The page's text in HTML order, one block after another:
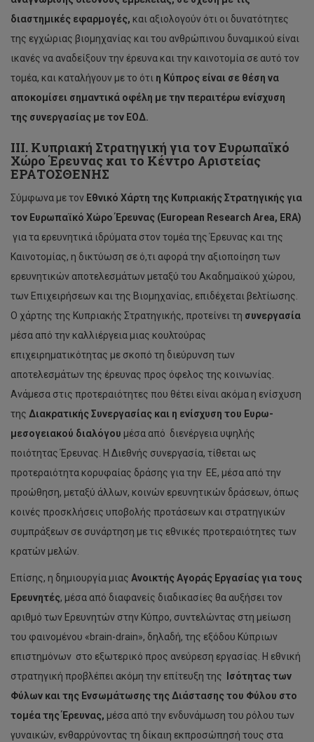
διαστημικές εφαρμογές, και αξιολογούν ότι οι δυνατότητες
της εγχώριας βιομηχανίας και του ανθρώπινου δυναμικού είναι
ικανές να αναδείξουν την έρευνα και την καινοτομία σε αυτό τον
τομέα, και καταλήγουν με το ότι η Κύπρος είναι σε θέση να
αποκομίσει σημαντικά οφέλη με την περαιτέρω ενίσχυση
της συνεργασίας με τον ΕΟΔ.
ΙΙΙ. Κυπριακή Στρατηγική για τον Ευρωπαϊκό
Χώρο Έρευνας και το Κέντρο Αριστείας
ΕΡΑΤΟΣΘΕΝΗΣ
Σύμφωνα με τον Εθνικό Χάρτη της Κυπριακής Στρατηγικής για
τον Ευρωπαϊκό Χώρο Έρευνας (European Research Area, ERA)
για τα ερευνητικά ιδρύματα στον τομέα της Έρευνας και της
Καινοτομίας, η δικτύωση σε ό,τι αφορά την αξιοποίηση των
ερευνητικών αποτελεσμάτων μεταξύ του Ακαδημαϊκού χώρου,
των Επιχειρήσεων και της Βιομηχανίας, επιδέχεται βελτίωσης.
Ο χάρτης της Κυπριακής Στρατηγικής, προτείνει τη συνεργασία
μέσα από την καλλιέργεια μιας κουλτούρας
επιχειρηματικότητας με σκοπό τη διεύρυνση των
αποτελεσμάτων της έρευνας προς όφελος της κοινωνίας.
Ανάμεσα στις προτεραιότητες που θέτει είναι ακόμα η ενίσχυση
της Διακρατικής Συνεργασίας και η ενίσχυση του Ευρω-
μεσογειακού διαλόγου μέσα από διενέργεια υψηλής
ποιότητας Έρευνας. Η Διεθνής συνεργασία, τίθεται ως
προτεραιότητα κορυφαίας δράσης για την ΕΕ, μέσα από την
προώθηση, μεταξύ άλλων, κοινών ερευνητικών δράσεων, όπως
κοινές προσκλήσεις υποβολής προτάσεων και στρατηγικών
συμπράξεων σε συνάρτηση με τις εθνικές προτεραιότητες των
κρατών μελών.
Επίσης, η δημιουργία μιας Ανοικτής Αγοράς Εργασίας για τους
Ερευνητές, μέσα από διαφανείς διαδικασίες θα αυξήσει τον
αριθμό των Ερευνητών στην Κύπρο, συντελώντας στη μείωση
του φαινομένου «brain-drain», δηλαδή, της εξόδου Κύπριων
επιστημόνων στο εξωτερικό προς ανεύρεση εργασίας. Η εθνική
στρατηγική προβλέπει ακόμη την επίτευξη της
Ισότητας των
Φύλων και της Ενσωμάτωσης της Διάστασης του Φύλου στο
τομέα της Έρευνας, μέσα από την ενδυνάμωση του ρόλου των
γυναικών, ενθαρρύνοντας τη δίκαιη εκπροσώπησή τους στα